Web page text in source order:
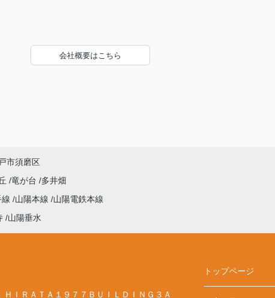
会社概要はこちら
市須磨区
竜が台
多井畑
山陽本線
山陽電鉄本線
山陽垂水
ＩＲＡＴＡ１９７７ＢＵＩＬＤＩＮＧ３Ａ
トップページ